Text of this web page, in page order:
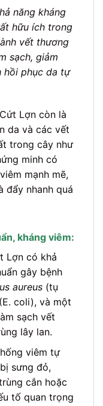
năng kháng
hữu ích trong
vết thương
sạch, giảm
hồi phục da tự
Lợn còn là
da và các vết
trong cây như
minh có
mạnh mẽ,
đẩy nhanh quá
kháng viêm:
Lợn có khả
gây bệnh
aureus(tụ
coli), và một
sạch vết
lây lan.
viêm tự
sưng đỏ,
cắn hoặc
tố quan trọng